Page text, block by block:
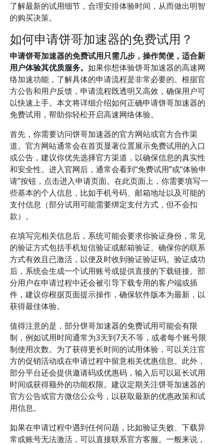
了解最新的试用细节，合理安排体验时间，从而做出明智
的购买决策。
如何申请饼哥加速器的免费试用？
申请饼哥加速器的免费试用只需几步，操作简便，适合新
用户体验其优质服务。 如果你想体验饼哥加速器的高速网
络加速功能，了解具体的申请流程是非常必要的。根据官
方公告和用户反馈，申请流程既透明又高效，确保用户可
以快速上手。本文将详细介绍如何正确申请饼哥加速器的
免费试用，帮助你轻松开启高速网络体验。
首先，你需要访问饼哥加速器的官方网站或官方合作渠
道。官方网站通常会在首页显著位置展示免费试用的入口
或公告，建议你优先选择官方渠道，以确保信息的真实性
和安全性。进入官网后，通常会看到“免费试用”或“体验申
请”按钮，点击进入申请页面。在此页面上，你需要填写一
些基本的个人信息，比如手机号码、邮箱地址以及可能的
支付信息（部分试用可能需要绑定支付方式，但不会扣
款）。
在填写完相关信息后，系统可能会要求你验证身份，常见
的验证方式包括手机短信验证或邮箱验证。确保你的联系
方式有效且已激活，以便及时收到验证验证码。验证成功
后，系统会生成一个试用账号或提供直接的下载链接。部
分用户在申请过程中还会被引导下载专用的客户端或插
件，建议你根据页面提示操作，确保软件版本为最新，以
获得最佳体验。
值得注意的是，部分饼哥加速器的免费试用可能会有限
制，例如试用时间通常为3天到7天不等，或者每个账号限
制使用次数。为了获得更长时间的试用体验，可以关注官
方的促销活动或在申请过程中留意相关优惠信息。此外，
部分平台还会提供邀请码或优惠码，输入后可以延长试用
时间或获得额外的功能权限。建议定期关注饼哥加速器的
官方公告或官方微信公众号，以获取最新的优惠政策和试
用信息。
如果在申请过程中遇到任何问题，比如验证失败、下载异
常或账号无法激活，可以直接联系官方客服。一般来说，